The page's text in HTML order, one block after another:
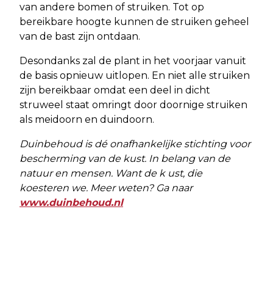
van andere bomen of struiken. Tot op
bereikbare hoogte kunnen de struiken geheel
van de bast zijn ontdaan.
Desondanks zal de plant in het voorjaar vanuit
de basis opnieuw uitlopen. En niet alle struiken
zijn bereikbaar omdat een deel in dicht
struweel staat omringt door doornige struiken
als meidoorn en duindoorn.
Duinbehoud is dé onafhankelijke stichting voor
bescherming van de kust. In belang van de
natuur en mensen. Want de k ust, die
koesteren we. Meer weten? Ga naar
www.duinbehoud.nl